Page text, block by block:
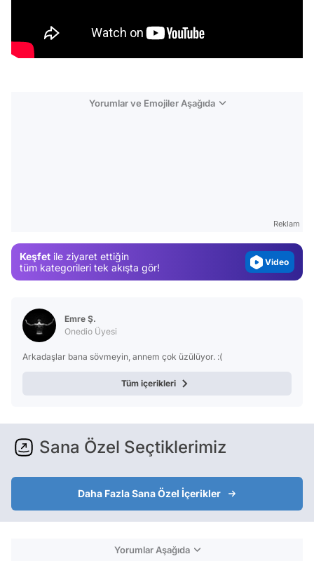
Yorumlar ve Emojiler Aşağıda
Reklam
Keşfet ile ziyaret ettiğin
tüm kategorileri tek akışta gör!
Video
Emre Ş.
Onedio Üyesi
Arkadaşlar bana sövmeyin, annem çok üzülüyor. :(
Tüm içerikleri
Sana Özel Seçtiklerimiz
Daha Fazla Sana Özel İçerikler
Yorumlar Aşağıda